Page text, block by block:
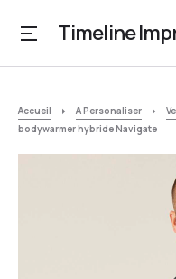
Timeline
Accueil A Personaliser
bodywarmer hybride Navigate